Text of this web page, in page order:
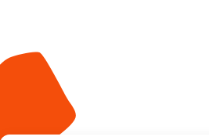
Komis samochodowy Radom
Komis samochodowy Płock
Komis samochodowy Opole
Komis samochodowy Lublin
Komis samochodowy Sochaczew